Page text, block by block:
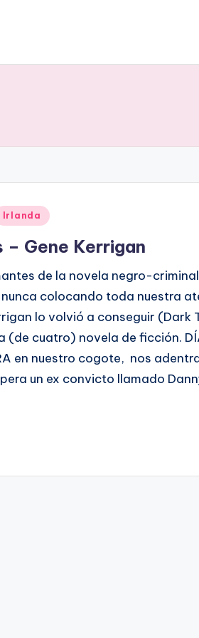
Irlanda
– Gene Kerrigan
de la novela negro-
colocando toda nuestra
lo volvió a conseguir (Dark
cuatro) novela de ficción.
en nuestro cogote, nos
un ex convicto llamado